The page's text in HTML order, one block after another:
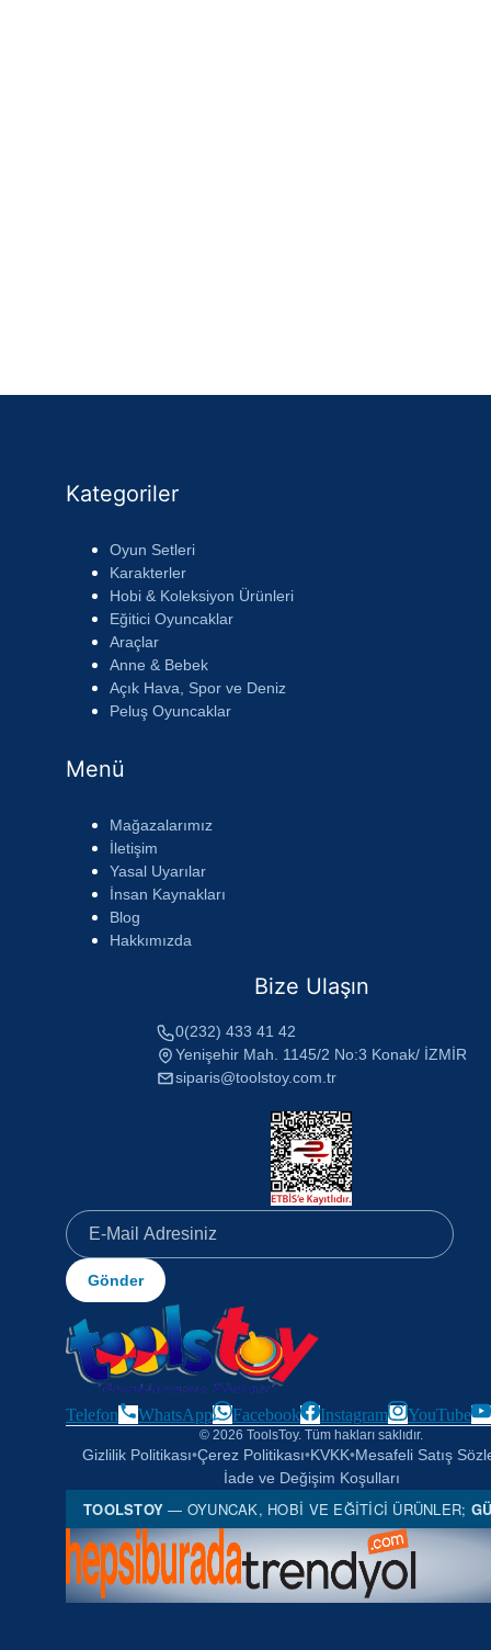
Kategoriler
Oyun Setleri
Karakterler
Hobi & Koleksiyon Ürünleri
Eğitici Oyuncaklar
Araçlar
Anne & Bebek
Açık Hava, Spor ve Deniz
Peluş Oyuncaklar
Menü
Mağazalarımız
İletişim
Yasal Uyarılar
İnsan Kaynakları
Blog
Hakkımızda
Bize Ulaşın
0(232) 433 41 42
Yenişehir Mah. 1145/2 No:3 Konak/ İZMİR
siparis@toolstoy.com.tr
Gönder
Telefon WhatsApp Facebook Instagram YouTube
© 2026 ToolsToy. Tüm hakları saklıdır.
Gizlilik Politikası•Çerez Politikası•KVKK•Mesafeli Satış
İade ve Değişim Koşulları
TOOLSTOY — OYUNCAK, HOBI VE EĞITICI ÜRÜNLER;